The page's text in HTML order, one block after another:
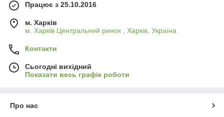
Працює з 25.10.2016
м. Харків
м. Харків Центральний ринок , Харків, Україна
Контакти
Сьогодні вихідний
Показати весь графік роботи
Про нас